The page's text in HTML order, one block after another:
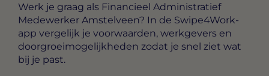
Werk je graag als Financieel Administratief
Medewerker Amstelveen? In de Swipe4Work-
app vergelijk je voorwaarden, werkgevers en
doorgroeimogelijkheden zodat je snel ziet wat
bij je past.